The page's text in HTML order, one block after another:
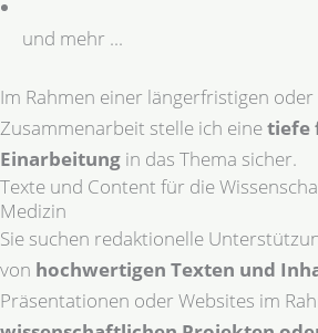
und mehr ...
Im Rahmen einer längerfristigen
Zusammenarbeit stelle ich einetiefe
Einarbeitung in das Thema sicher.
Texte und Content für die
Medizin
Sie suchen redaktionelle
von hochwertigen Texten und
Präsentationen oder Websites im